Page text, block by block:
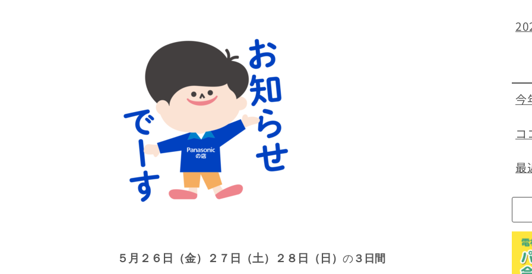
５月２６日（金）２７日（土）２８日（日） の ３日間
今
コ
最